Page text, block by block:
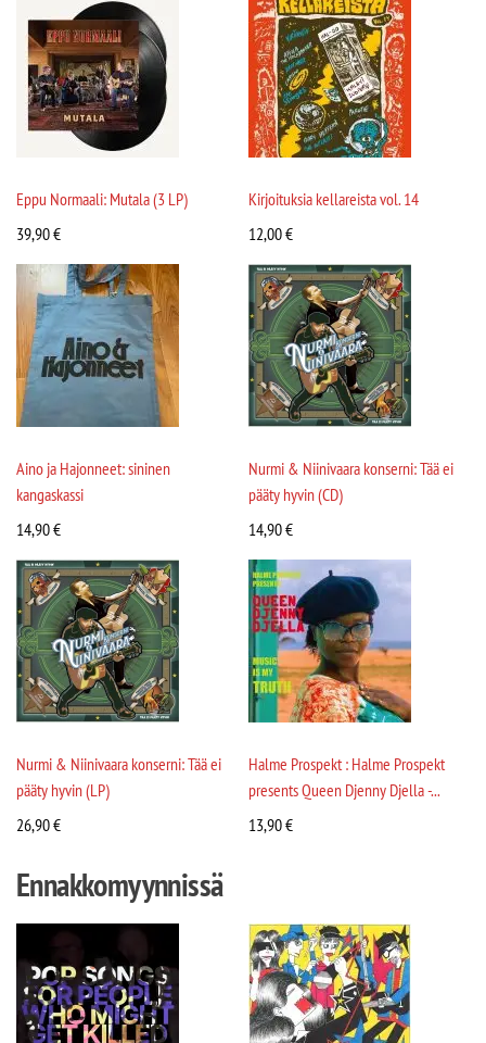
Eppu Normaali: Mutala (3 LP)
39,90€
Kirjoituksia kellareista vol. 14
12,00€
Aino ja Hajonneet: sininen
kangaskassi
14,90€
Nurmi & Niinivaara konserni: Tää ei
pääty hyvin (CD)
14,90€
Nurmi & Niinivaara konserni: Tää ei
pääty hyvin (LP)
26,90€
Halme Prospekt : Halme Prospekt
presents Queen Djenny Djella -...
13,90€
Ennakkomyynnissä